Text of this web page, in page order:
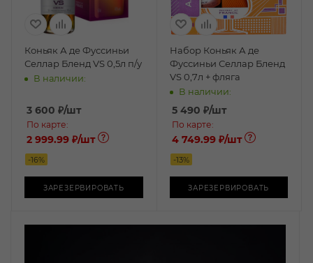
Коньяк А де Фуссиньи
Селлар Бленд VS 0,5л п/у
В наличии:
3 600 ₽/шт
По карте:
2 999.99 ₽/шт
-16%
ЗАРЕЗЕРВИРОВАТЬ
Набор Коньяк А де
Фуссиньи Селлар Бленд
VS 0,7л + фляга
В наличии:
5 490 ₽/шт
По карте:
4 749.99 ₽/шт
-13%
ЗАРЕЗЕРВИРОВАТЬ